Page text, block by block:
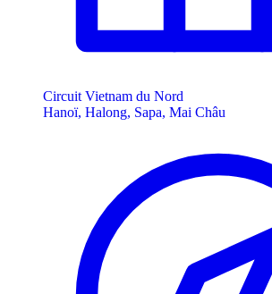
Circuit Vietnam du Nord
Hanoï, Halong, Sapa, Mai Châu